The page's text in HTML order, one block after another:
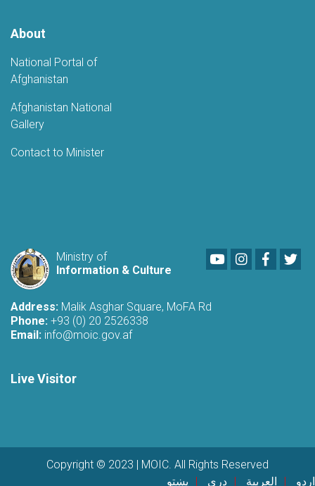
About
National Portal of
Afghanistan
Afghanistan National
Gallery
Contact to Minister
Ministry of
Information & Culture
YoutubeLinkedIn
Address: Malik Asghar Square, MoFA Rd
Phone: +93 (0) 20 2526338
Email: info@moic.gov.af
Live Visitor
Copyright © 2023 | MOIC. All Rights Reserved
پښتو
دری العربية اردو